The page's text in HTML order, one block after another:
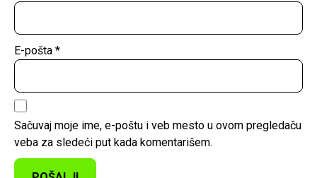
E-pošta *
Sačuvaj moje ime, e-poštu i veb mesto u ovom pregledaču
veba za sledeći put kada komentarišem.